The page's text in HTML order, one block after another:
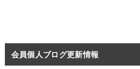
会員個人ブログ更新情報